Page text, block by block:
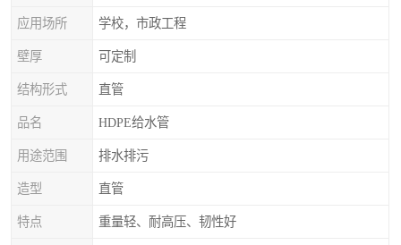
应用场所 学校，市政工程
壁厚 可定制
结构形式 直管
品名 HDPE给水管
用途范围 排水排污
造型 直管
特点 重量轻、耐高压、韧性好